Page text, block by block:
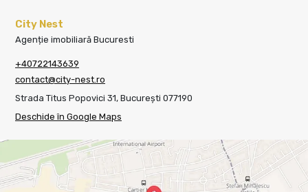
City Nest
Agenție imobiliară Bucuresti
+40722143639
contact@city-nest.ro
Strada Titus Popovici 31, București 077190
Deschide în Google Maps